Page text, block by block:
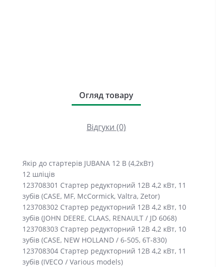
Огляд товару
Відгуки (0)
Якір до стартерів JUBANA 12 В (4,2кВт)
12 шліців
123708301 Стартер редукторний 12В 4,2 кВт, 11
зубів (CASE, MF, McCormick, Valtra, Zetor)
123708302 Стартер редукторний 12В 4,2 кВт, 10
зубів (JOHN DEERE, CLAAS, RENAULT / JD 6068)
123708303 Стартер редукторний 12В 4,2 кВт, 10
зубів (CASE, NEW HOLLAND / 6-505, 6T-830)
123708304 Стартер редукторний 12В 4,2 кВт, 11
зубів (IVECO / Various models)